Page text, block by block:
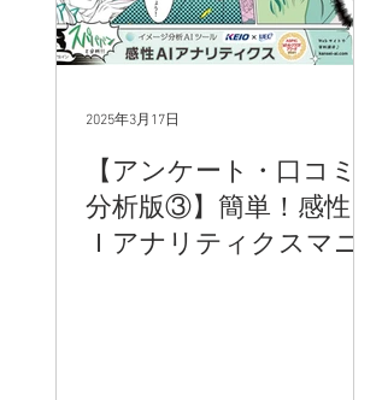
【アンケート・口コミ
分析版③】簡単！感性Ａ
Ｉアナリティクスマニ
2025年3月17日